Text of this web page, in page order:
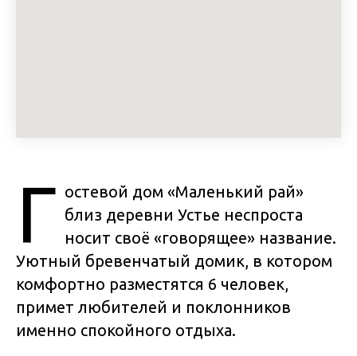
Г остевой дом «Маленький рай»
близ деревни Устье неспроста
носит своё «говорящее» название.
Уютный бревенчатый домик, в котором
комфортно разместятся 6 человек,
примет любителей и поклонников
именно спокойного отдыха.